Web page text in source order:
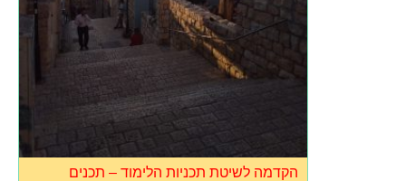
הקדמה לשיטת תכניות הלימוד – תכנים